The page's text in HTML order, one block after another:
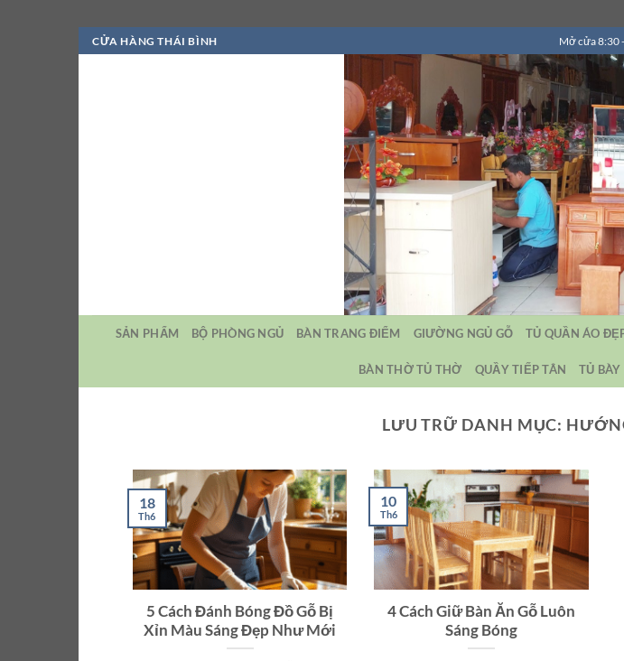
Bỏ
qua
CỬA HÀNG THÁI BÌNH Mở cửa 8:30
SẢN PHẨM BỘ PHÒNG NGỦ BÀN TRANG ĐIỂM GIƯỜNG NGỦ GỖ TỦ QUẦN ÁO
BÀN THỜ TỦ THỜ QUẦY TIẾP TÂN TỦ BÀY
LƯU TRỮ DANH MỤC:
5 Cách Đánh Bóng Đồ Gỗ Bị
Xỉn Màu Sáng Đẹp Như Mới
18
Th6
4 Cách Giữ Bàn Ăn Gỗ Luôn
Sáng Bóng
10
Th6